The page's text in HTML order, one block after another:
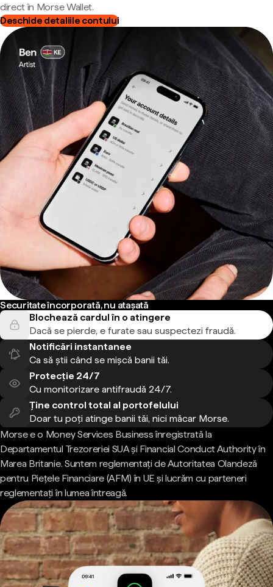
direct în Morse Wallet.
Deschide detaliile contului
Securitate încorporată, nu atașată
Blochează cardul în o atingere
Dacă se pierde, e furate sau suspectezi fraudă.
Notificări instantanee
Ca să știi când se mișcă banii tăi.
Protecție 24/7
Cu monitorizare antifraudă 24/7.
Ține control total al portofelului
Doar tu poți atinge banii tăi, nici măcar Morse.
Morse e o Money Services Business înregistrată la
Departamentul Trezoreriei SUA și Financial Conduct Authority în
Marea Britanie. Suntem reglementați de Autoritatea Olandeză
pentru Piețele Financiare (AFM) în UE și lucrăm cu parteneri
reglementați în lumea întreagă.